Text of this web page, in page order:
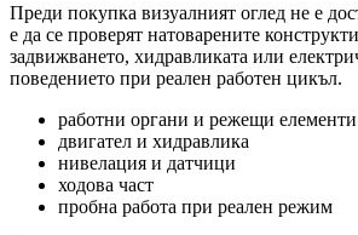
Преди покупка визуалният оглед не е
е да се проверят натоварените
задвижването, хидравликата или
поведението при реален работен цикъл.
работни органи и режещи елементи
двигател и хидравлика
нивелaция и датчици
ходова част
пробна работа при реален режим